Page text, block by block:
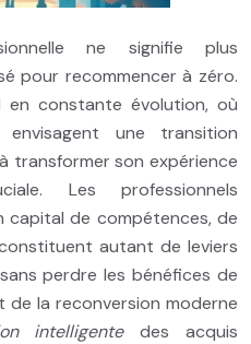
ne signifie plus
pour recommencer à zéro.
constante évolution, où
une transition
transformer son expérience
Les professionnels
capital de compétences, de
autant de leviers
perdre les bénéfices de
de la reconversion moderne
intelligentedes acquis